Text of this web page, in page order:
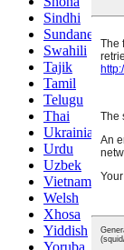
Sindhi
Sundanese
Swahili
Tajik
Tamil
Telugu
Thai
Ukrainian
Urdu
Uzbek
Vietnamese
Welsh
Xhosa
Yiddish
Yoruba